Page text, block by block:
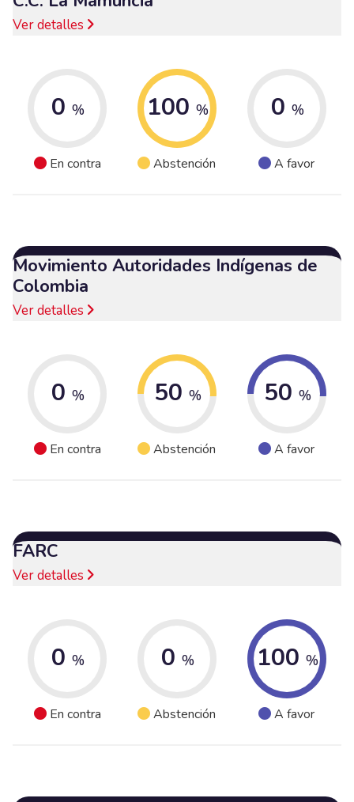
Ver detalles
0 %
En contra
100 %
Abstención
0 %
A favor
Movimiento Autoridades Indígenas de
Colombia
Ver detalles
0 %
En contra
50 %
Abstención
50 %
A favor
FARC
Ver detalles
0 %
En contra
0 %
Abstención
100 %
A favor